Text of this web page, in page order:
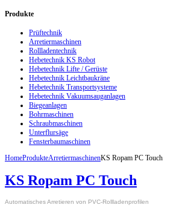
Produkte
Prüftechnik
Arretiermaschinen
Rollladentechnik
Hebetechnik KS Robot
Hebetechnik Lifte / Gerüste
Hebetechnik Leichtbaukräne
Hebetechnik Transportsysteme
Hebetechnik Vakuumsauganlagen
Biegeanlagen
Bohrmaschinen
Schraubmaschinen
Unterflursäge
Fensterbaumaschinen
HomeProdukteArretiermaschinenKS Ropam PC Touch
KS Ropam PC Touch
Automatisches Arretieren von PVC-Rollladenprofilen